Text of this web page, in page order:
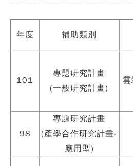
年度 補助類別
101
專題研究計畫
(一般研究計畫)
98
專題研究計畫
(產學合作研究計畫-
應用型)